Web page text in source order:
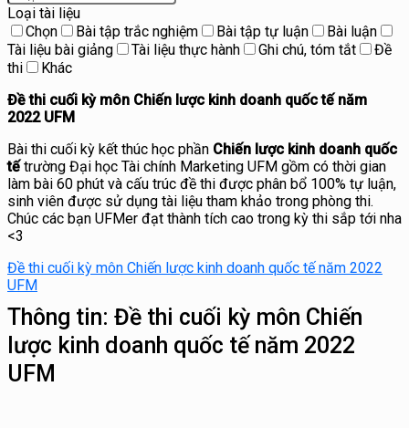
Loại tài liệu
Chọn
Bài tập trắc nghiệm Bài tập tự luận
Bài luận
Tài liệu bài giảng
Tài liệu thực hành Ghi chú, tóm tắt
Đề
thi
Khác
Đề thi cuối kỳ môn Chiến lược kinh doanh quốc tế năm
2022 UFM
Bài thi cuối kỳ kết thúc học phần Chiến lược kinh doanh quốc
tếtrường Đại học Tài chính Marketing UFM gồm có thời gian
làm bài 60 phút và cấu trúc đề thi được phân bổ 100% tự luận,
sinh viên được sử dụng tài liệu tham khảo trong phòng thi.
Chúc các bạn UFMer đạt thành tích cao trong kỳ thi sắp tới nha
<3
Đề thi cuối kỳ môn Chiến lược kinh doanh quốc tế năm 2022
UFM
Thông tin: Đề thi cuối kỳ môn Chiến
lược kinh doanh quốc tế năm 2022
UFM